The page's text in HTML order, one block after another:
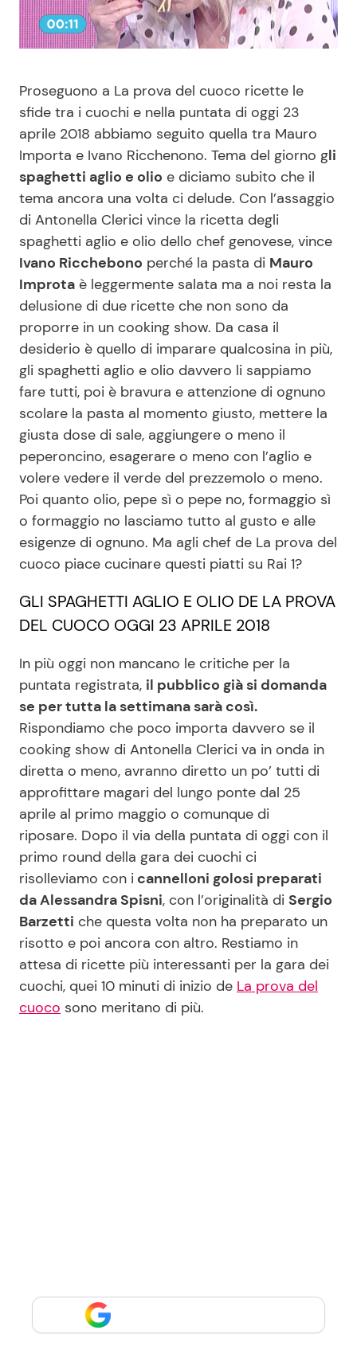
Moda e Style
News benessere
Salute
Viaggi e Turismo
Festività
Dolci
Le Ricette in TV
Primi Piatti
Ricette Facili e Veloci
Ricette Feste
Ricette per Bambini
Seguici
Info
Chi siamo
Disclaimer e Privacy
Redazione
Contattaci
Pubblicità
Privacy Policy
Proseguono a La prova del cuoco ricette le
sfide tra i cuochi e nella puntata di oggi 23
aprile 2018 abbiamo seguito quella tra Mauro
Importa e Ivano Ricchenono. Tema del giorno gli
spaghetti aglio e olio e diciamo subito che il
tema ancora una volta ci delude. Con l’assaggio
di Antonella Clerici vince la ricetta degli
spaghetti aglio e olio dello chef genovese, vince
Ivano Ricchebono perché la pasta di Mauro
Improta è leggermente salata ma a noi resta la
delusione di due ricette che non sono da
proporre in un cooking show. Da casa il
desiderio è quello di imparare qualcosina in più,
gli spaghetti aglio e olio davvero li sappiamo
fare tutti, poi è bravura e attenzione di ognuno
scolare la pasta al momento giusto, mettere la
giusta dose di sale, aggiungere o meno il
peperoncino, esagerare o meno con l’aglio e
volere vedere il verde del prezzemolo o meno.
Poi quanto olio, pepe sì o pepe no, formaggio sì
o formaggio no lasciamo tutto al gusto e alle
esigenze di ognuno. Ma agli chef de La prova del
cuoco piace cucinare questi piatti su Rai 1?
GLI SPAGHETTI AGLIO E OLIO DE LA PROVA
DEL CUOCO OGGI 23 APRILE 2018
In più oggi non mancano le critiche per la
puntata registrata, il pubblico già si domanda
se per tutta la settimana sarà così.
Rispondiamo che poco importa davvero se il
cooking show di Antonella Clerici va in onda in
diretta o meno, avranno diretto un po’ tutti di
approfittare magari del lungo ponte dal 25
aprile al primo maggio o comunque di
riposare. Dopo il via della puntata di oggi con il
primo round della gara dei cuochi ci
risolleviamo con i cannelloni golosi preparati
da Alessandra Spisni, con l’originalità di Sergio
Barzetti che questa volta non ha preparato un
risotto e poi ancora con altro. Restiamo in
attesa di ricette più interessanti per la gara dei
cuochi, quei 10 minuti di inizio de La prova del
cuoco sono meritano di più.